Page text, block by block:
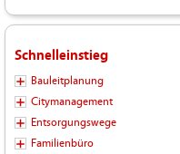
Schnelleinstieg
Bauleitplanung
Citymanagement
Entsorgungswege
Familienbüro